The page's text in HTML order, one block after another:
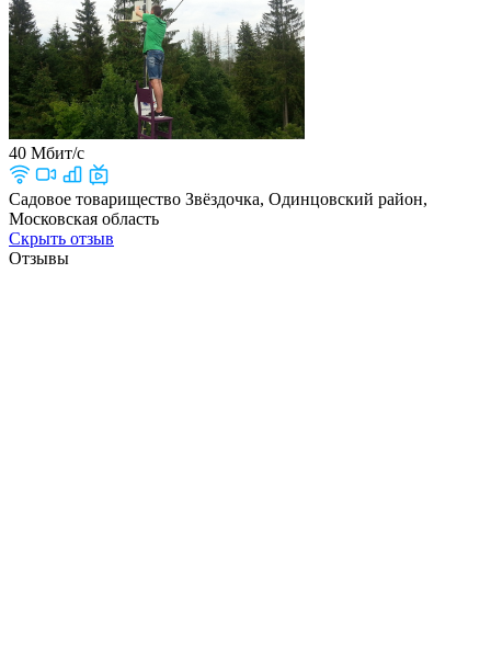
40 Мбит/с
Садовое товарищество Звёздочка, Одинцовский район,
Московская область
Скрыть отзыв
Отзывы